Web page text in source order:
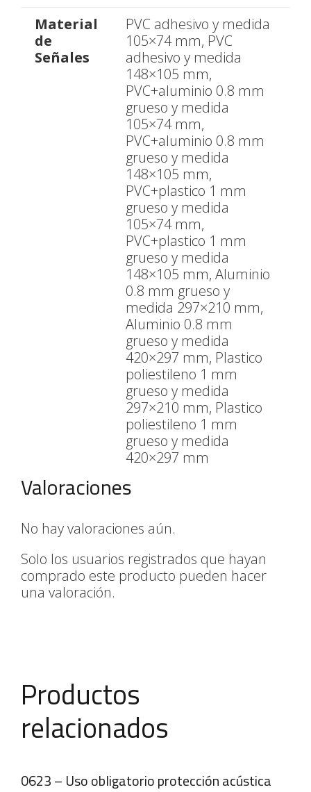
Material
de
Señales
PVC adhesivo y medida
105×74 mm, PVC
adhesivo y medida
148×105 mm,
PVC+aluminio 0.8 mm
grueso y medida
105×74 mm,
PVC+aluminio 0.8 mm
grueso y medida
148×105 mm,
PVC+plastico 1 mm
grueso y medida
105×74 mm,
PVC+plastico 1 mm
grueso y medida
148×105 mm, Aluminio
0.8 mm grueso y
medida 297×210 mm,
Aluminio 0.8 mm
grueso y medida
420×297 mm, Plastico
poliestileno 1 mm
grueso y medida
297×210 mm, Plastico
poliestileno 1 mm
grueso y medida
420×297 mm
Valoraciones
No hay valoraciones aún.
Solo los usuarios registrados que hayan
comprado este producto pueden hacer
una valoración.
Productos
relacionados
0623 – Uso obligatorio protección acústica